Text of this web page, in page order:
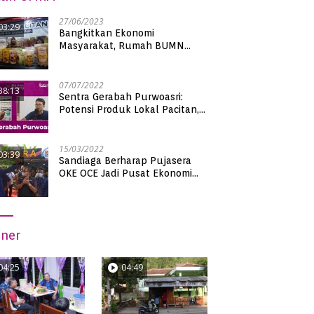
27/06/2023
Bangkitkan Ekonomi
Masyarakat, Rumah BUMN
07/07/2022
Sentra Gerabah Purwoasri:
Potensi Produk Lokal Pacitan,
15/03/2022
Sandiaga Berharap Pujasera
OKE OCE Jadi Pusat Ekonomi
04:49